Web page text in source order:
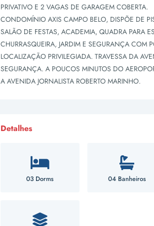
PRIVATIVO E 2 VAGAS DE GARAGEM COBERTA.
CONDOMÍNIO AXIS CAMPO BELO, DISPÕE DE
SALÃO DE FESTAS, ACADEMIA, QUADRA PARA
CHURRASQUEIRA, JARDIM E SEGURANÇA COM
LOCALIZAÇÃO PRIVILEGIADA. TRAVESSA DA
SEGURANÇA. A POUCOS MINUTOS DO
A AVENIDA JORNALISTA ROBERTO MARINHO.
Detalhes
03 Dorms 04 Banheiros